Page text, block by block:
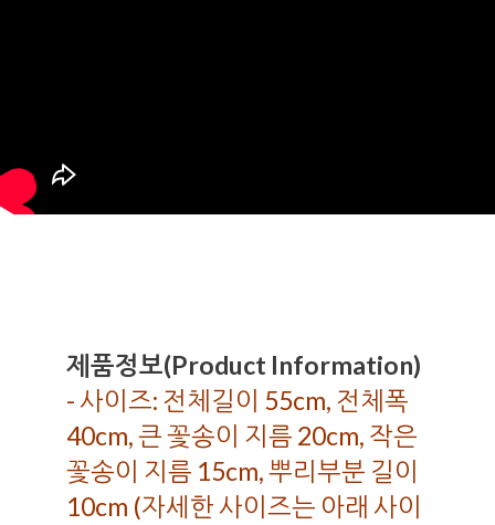
제품정보(Product Information)
- 사이즈: 전체길이 55cm, 전체폭
40cm, 큰 꽃송이 지름 20cm, 작은
꽃송이 지름 15cm, 뿌리부분 길이
10cm (자세한 사이즈는 아래 사이